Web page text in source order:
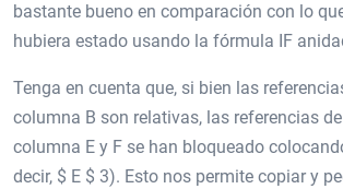
bastante bueno en comparación con lo
hubiera estado usando la fórmula IF
Tenga en cuenta que, si bien las
columna B son relativas, las referencias
columna E y F se han bloqueado
decir, $ E $ 3). Esto nos permite copiar y